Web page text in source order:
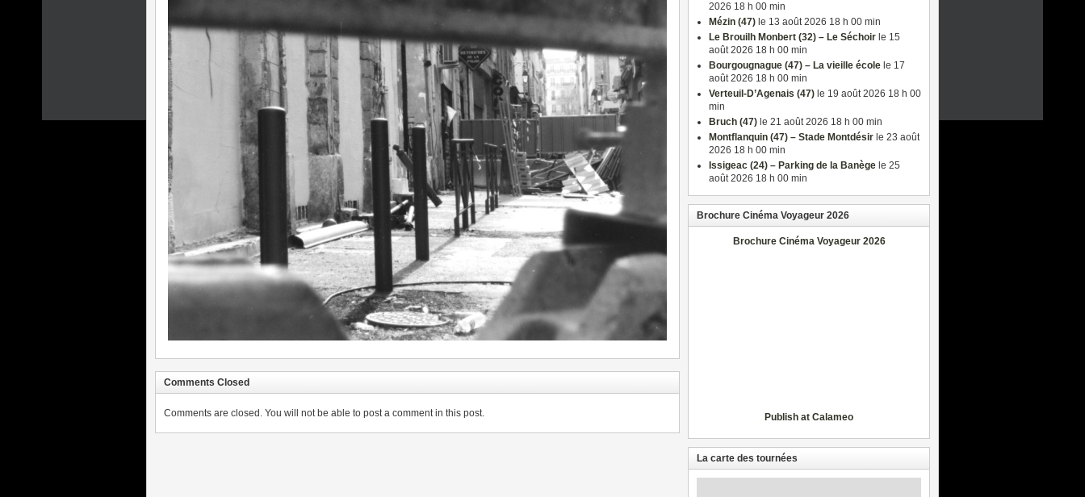
Comments Closed
Comments are closed. You will not be able to post a comment in this post.
2026 18 h 00 min
Mézin (47) le 13 août 2026 18 h 00 min
Le Brouilh Monbert (32) – Le Séchoir le 15
août 2026 18 h 00 min
Bourgougnague (47) – La vieille école le 17
août 2026 18 h 00 min
Verteuil-D’Agenais (47) le 19 août 2026 18 h 00
min
Bruch (47) le 21 août 2026 18 h 00 min
Montflanquin (47) – Stade Montdésir le 23 août
2026 18 h 00 min
Issigeac (24) – Parking de la Banège le 25
août 2026 18 h 00 min
Brochure Cinéma Voyageur 2026
Brochure Cinéma Voyageur 2026
Publish at Calameo
La carte des tournées